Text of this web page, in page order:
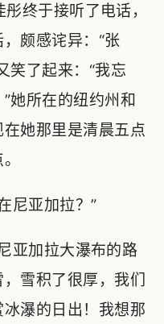
终于接听了电话，
颇感诧异：“张
笑了起来：“我忘
她所在的纽约州和
她那里是清晨五点
尼亚加拉？”
亚加拉大瀑布的路
雪积了很厚，我们
瀑的日出！我想那